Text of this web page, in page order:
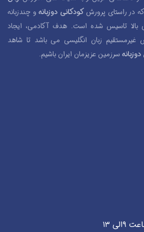
در راستای پرورشکودکانی دوزبانهو چندزبانه
بالا تاسیس شده است. هدف آکادمی، ایجاد
زبان انگلیسی می باشد تا شاهد
سرزمین عزیزمان ایران باشیم.
۱۳